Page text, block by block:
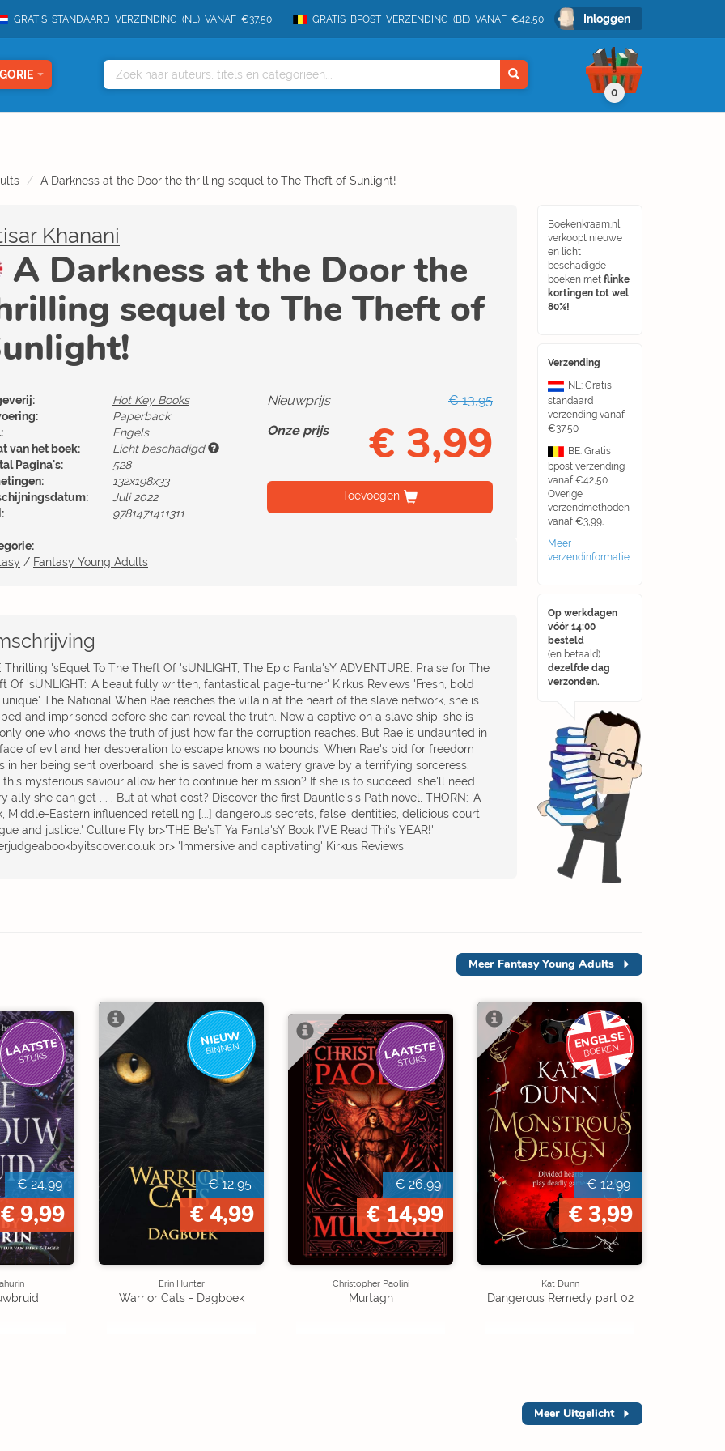
GRATIS STANDAARD VERZENDING (NL) VANAF €37,50 GRATIS BPOST VERZENDING (BE) VANAF €42,50 Inloggen
0
A Darkness at the Door the thrilling sequel to The Theft of Sunlight!
Boekenkraam.nl
verkoopt nieuwe
en licht
beschadigde
boeken met flinke
kortingen tot wel
80%!
Verzending
NL: Gratis
standaard
verzending vanaf
€37,50
BE: Gratis
bpost verzending
vanaf €42,50
Overige
verzendmethoden
vanaf €3,99.
Meer
verzendinformatie
Op werkdagen
vóór 14:00
besteld
(en betaald)
dezelfde dag
verzonden.
Khanani
A Darkness at the Door the
sequel to The Theft of
Hot Key Books
Paperback
Engels
van het boek:
Licht beschadigd
Pagina's:
528
132x198x33
Juli 2022
9781471411311
Nieuwprijs
€ 13,95
Onze prijs
€ 3,99
Toevoegen
/ Fantasy Young Adults
Thrilling 'sEquel To The Theft Of 'sUNLIGHT, The Epic Fanta'sY ADVENTURE. Praise for The
Of 'sUNLIGHT: 'A beautifully written, fantastical page-turner' Kirkus Reviews 'Fresh, bold
The National When Rae reaches the villain at the heart of the slave network, she is
and imprisoned before she can reveal the truth. Now a captive on a slave ship, she is
one who knows the truth of just how far the corruption reaches. But Rae is undaunted in
of evil and her desperation to escape knows no bounds. When Rae's bid for freedom
in her being sent overboard, she is saved from a watery grave by a terrifying sorceress.
mysterious saviour allow her to continue her mission? If she is to succeed, she'll need
ally she can get . . . But at what cost? Discover the first Dauntle's's Path novel, THORN: 'A
Middle-Eastern influenced retelling [...] dangerous secrets, false identities, delicious court
and justice.' Culture Fly br>'THE Be'sT Ya Fanta'sY Book I'VE Read Thi's YEAR!'
br> 'Immersive and captivating' Kirkus Reviews
Meer Fantasy Young Adults
LAATSTE
STUKS
€ 24,99
€ 9,99
NIEUW
BINNEN
€ 12,95
€ 4,99
Erin Hunter
Warrior Cats - Dagboek
LAATSTE
STUKS
€ 26,99
€ 14,99
Christopher Paolini
Murtagh
ENGELSE
BOEKEN
€ 12,99
€ 3,99
Kat Dunn
Dangerous Remedy part 02
Meer Uitgelicht